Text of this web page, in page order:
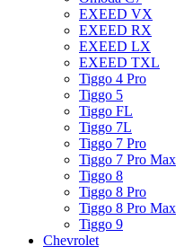
EXEED VX
EXEED RX
EXEED LX
EXEED TXL
Tiggo 4 Pro
Tiggo 5
Tiggo FL
Tiggo 7L
Tiggo 7 Pro
Tiggo 7 Pro Max
Tiggo 8
Tiggo 8 Pro
Tiggo 8 Pro Max
Tiggo 9
Chevrolet